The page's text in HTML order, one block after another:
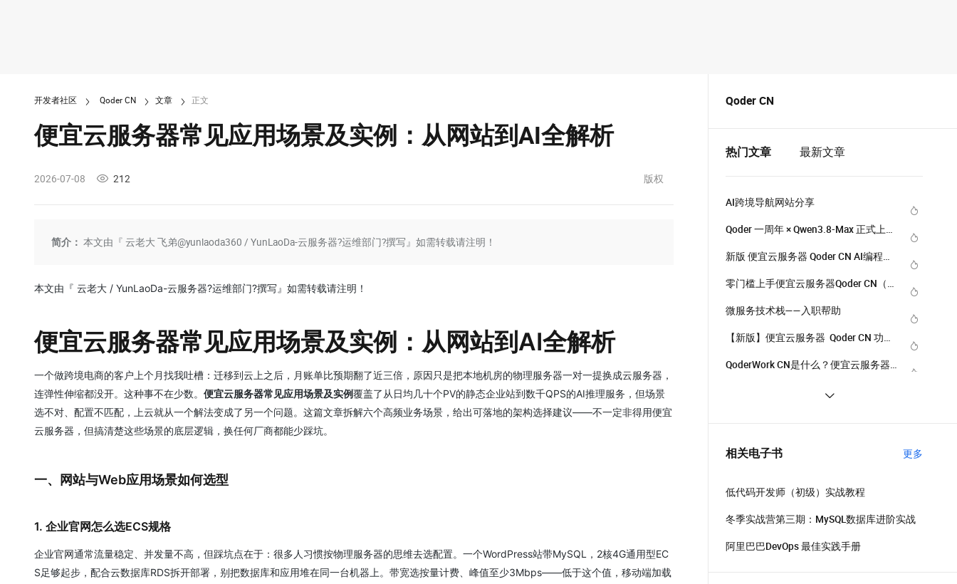
开发者社区 Qoder CN 文章 正文
便宜云服务器常见应用场景及实例：从网站到AI全解析
2026-07-08 212 版权
简介： 本文由『 云老大 飞弟@yunlaoda360 / YunLaoDa-云服务器?运维部门?撰写』如需转载请注明！
本文由『 云老大 / YunLaoDa-云服务器?运维部门?撰写』如需转载请注明！
便宜云服务器常见应用场景及实例：从网站到AI全解析
一个做跨境电商的客户上个月找我吐槽：迁移到云上之后，月账单比预期翻了近三倍，原因只是把本地机房的物理服务器一对一提换成云服务器，
连弹性伸缩都没开。这种事不在少数。 便宜云服务器常见应用场景及实例覆盖了从日均几十个PV的静态企业站到数千QPS的AI推理服务，但场景
选不对、配置不匹配，上云就从一个解法变成了另一个问题。这篇文章拆解六个高频业务场景，给出可落地的架构选择建议——不一定非得用便宜
云服务器，但搞清楚这些场景的底层逻辑，换任何厂商都能少踩坑。
一、网站与Web应用场景如何选型
1. 企业官网怎么选ECS规格
企业官网通常流量稳定、并发量不高，但踩坑点在于：很多人习惯按物理服务器的思维去选配置。一个WordPress站带MySQL，2核4G通用型EC
S足够起步，配合云数据库RDS拆开部署，别把数据库和应用堆在同一台机器上。带宽选按量计费、峰值至少3Mbps——低于这个值，移动端加载
Qoder CN
热门文章 最新文章
AI跨境导航网站分享
Qoder 一周年 × Qwen3.8-Max 正式上
新版 便宜云服务器 Qoder CN AI编程智
零门槛上手便宜云服务器Qoder CN（原
心功能完整说明
微服务技术栈——入职帮助
【新版】便宜云服务器  Qoder CN 功能
QoderWork CN是什么？便宜云服务器
势、适用场景与支持的订阅计划
一人用 Qoder 开十二个对话，五天写完
零成本开启AI编程！便宜云服务器
相关电子书 更多
低代码开发师（初级）实战教程
冬季实战营第三期：MySQL数据库进阶实战
阿里巴巴DevOps 最佳实践手册